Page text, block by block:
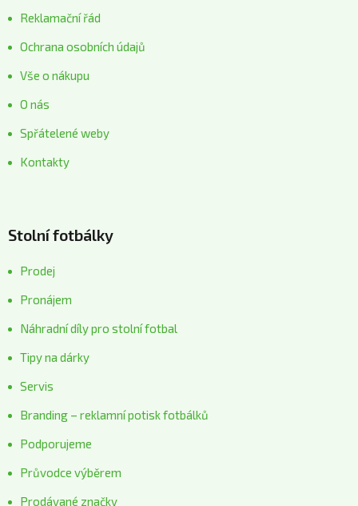
Reklamační řád
Ochrana osobních údajů
Vše o nákupu
O nás
Spřátelené weby
Kontakty
Stolní fotbálky
Prodej
Pronájem
Náhradní díly pro stolní fotbal
Tipy na dárky
Servis
Branding – reklamní potisk fotbálků
Podporujeme
Průvodce výběrem
Prodávané značky